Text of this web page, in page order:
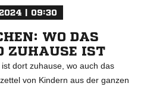
| 09:30
WO DAS
ZUHAUSE IST
dort zuhause, wo auch das
von Kindern aus der ganzen